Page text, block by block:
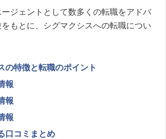
ジェントとして数多くの転職をアドバ
もとに、シグマクシスへの転職につい
の特徴と転職のポイント
報
報
報
口コミまとめ